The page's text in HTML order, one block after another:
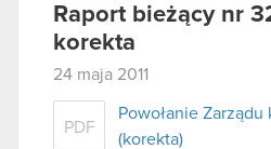
Raport bieżący nr
korekta
24 maja 2011
PDF
Powołanie
(korekta)